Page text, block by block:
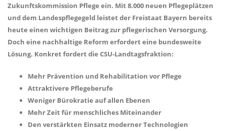
Zukunftskommission Pflege ein. Mit 8.000 neuen Pflegeplätzen
und dem Landespflegegeld leistet der Freistaat Bayern bereits
heute einen wichtigen Beitrag zur pflegerischen Versorgung.
Doch eine nachhaltige Reform erfordert eine bundesweite
Lösung. Konkret fordert die CSU-Landtagsfraktion:
Mehr Prävention und Rehabilitation vor Pflege
Attraktivere Pflegeberufe
Weniger Bürokratie auf allen Ebenen
Mehr Zeit für menschliches Miteinander
Den verstärkten Einsatz moderner Technologien